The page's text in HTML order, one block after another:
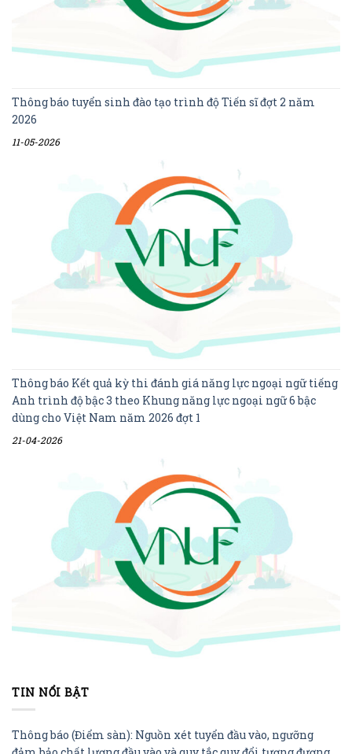
Thông báo tuyển sinh đào tạo trình độ Tiến sĩ đợt 2 năm
2026
11-05-2026
Thông báo Kết quả kỳ thi đánh giá năng lực ngoại ngữ tiếng
Anh trình độ bậc 3 theo Khung năng lực ngoại ngữ 6 bậc
dùng cho Việt Nam năm 2026 đợt 1
21-04-2026
TIN NỔI BẬT
Thông báo (Điểm sàn): Nguồn xét tuyển đầu vào, ngưỡng